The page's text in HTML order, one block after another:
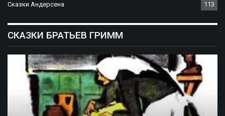
Сказки Андерсена 113
СКАЗКИ БРАТЬЕВ ГРИММ